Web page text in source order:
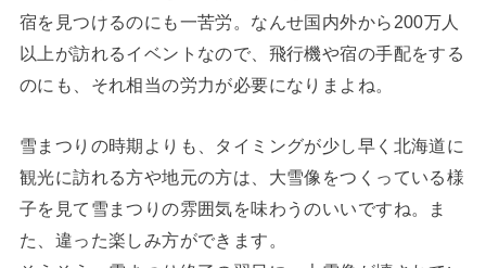
宿を見つけるのにも一苦労。なんせ国内外から200万人
以上が訪れるイベントなので、飛行機や宿の手配をする
のにも、それ相当の労力が必要になりまよね。
雪まつりの時期よりも、タイミングが少し早く北海道に
観光に訪れる方や地元の方は、大雪像をつくっている様
子を見て雪まつりの雰囲気を味わうのいいですね。ま
た、違った楽しみ方ができます。